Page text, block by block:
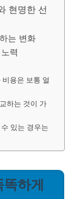
현명한 선
는 변화
력
용은 보통 얼
하는 것이 가
있는 경우는
하게